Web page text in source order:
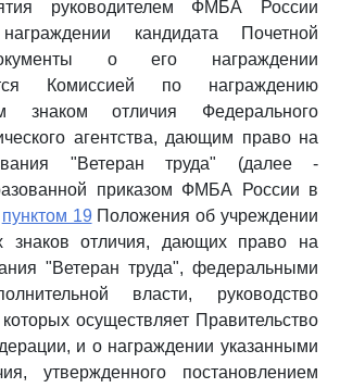
руководителем ФМБА России
кандидата Почетной
о его награждении
Комиссией по награждению
знаком отличия Федерального
агентства, дающим право на
"Ветеран труда" (далее -
приказом ФМБА России в
пунктом 19 Положения об учреждении
знаков отличия, дающих право на
"Ветеран труда", федеральными
власти, руководство
осуществляет Правительство
и о награждении указанными
утвержденного постановлением